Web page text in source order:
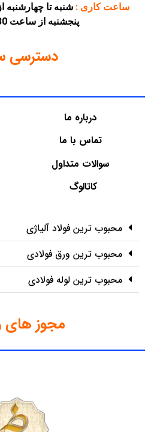
ساعت کاری :
پنجشنبه از ساعت 8:30 تا 12:30
دسترسی
درباره ما
تماس با ما
سوالات متداول
کاتالوگ
محبوب ترین فولاد آلیاژی
محبوب ترین ورق فولادی
محبوب ترین لوله فولادی
مجوز